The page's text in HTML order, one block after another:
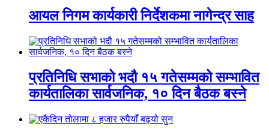
आयल निगम कार्यकारी निर्देशकमा नागेन्द्र साह
प्रतिनिधि सभाको भदौ १५ गतेसम्मको सम्भावित
कार्यतालिका सार्वजनिक, १० दिन बैठक बस्ने